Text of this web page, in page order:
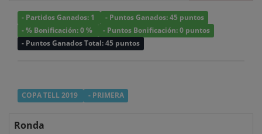
- Partidos Ganados: 1
- Puntos Ganados: 45 puntos
- % Bonificación: 0 %
- Puntos Bonificación: 0 puntos
- Puntos Ganados Total: 45 puntos
COPA TELL 2019 - PRIMERA
Ronda